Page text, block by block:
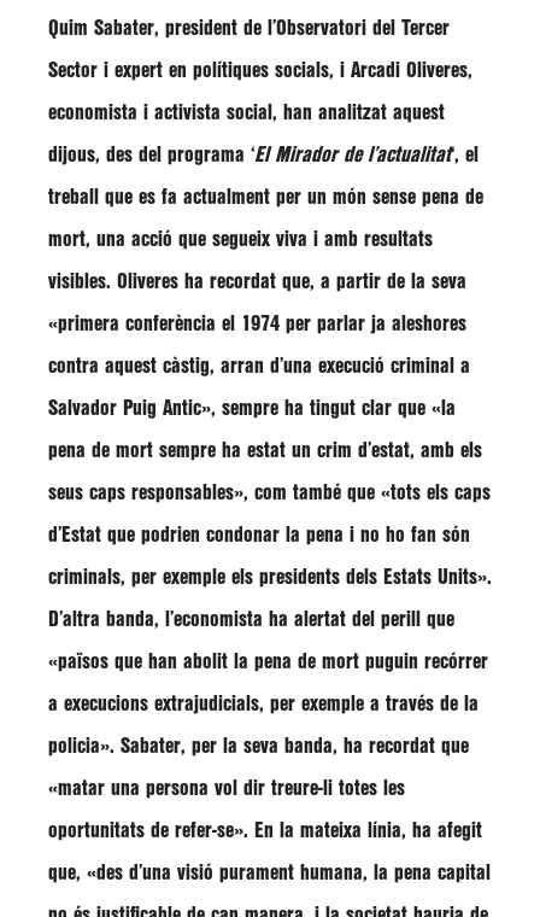
Quim Sabater, president de l’Observatori del Tercer
Sector i expert en polítiques socials, i Arcadi Oliveres,
economista i activista social, han analitzat aquest
dijous, des del programa ‘El Mirador de l’actualitat‘, el
treball que es fa actualment per un món sense pena de
mort, una acció que segueix viva i amb resultats
visibles. Oliveres ha recordat que, a partir de la seva
«primera conferència el 1974 per parlar ja aleshores
contra aquest càstig, arran d’una execució criminal a
Salvador Puig Antic», sempre ha tingut clar que «la
pena de mort sempre ha estat un crim d’estat, amb els
seus caps responsables», com també que «tots els caps
d’Estat que podrien condonar la pena i no ho fan són
criminals, per exemple els presidents dels Estats Units».
D’altra banda, l’economista ha alertat del perill que
«països que han abolit la pena de mort puguin recórrer
a execucions extrajudicials, per exemple a través de la
policia». Sabater, per la seva banda, ha recordat que
«matar una persona vol dir treure-li totes les
oportunitats de refer-se». En la mateixa línia, ha afegit
que, «des d’una visió purament humana, la pena capital